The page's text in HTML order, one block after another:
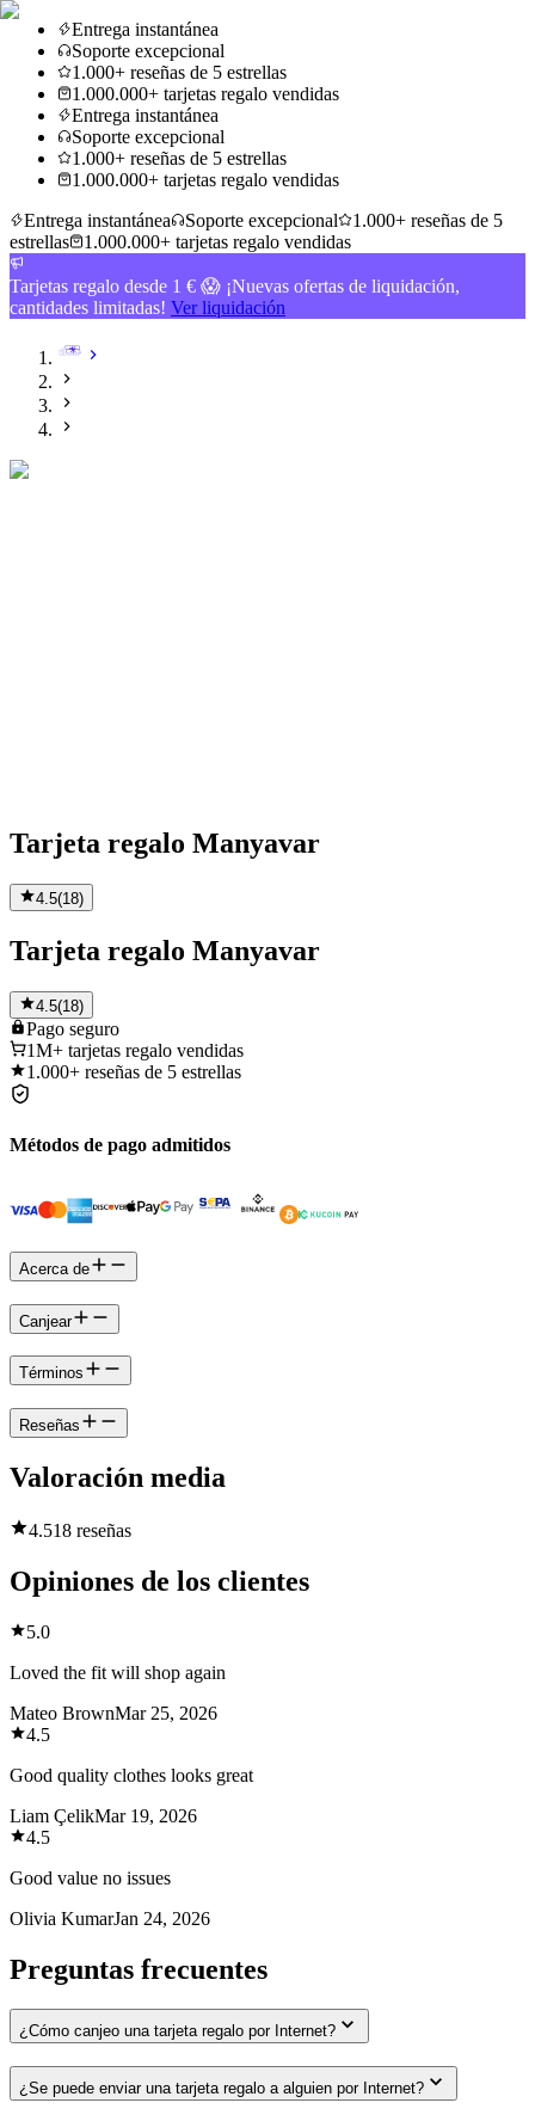
Entrega instantánea
Soporte excepcional
1.000+ reseñas de 5 estrellas
1.000.000+ tarjetas regalo vendidas
Entrega instantánea
Soporte excepcional
1.000+ reseñas de 5 estrellas
1.000.000+ tarjetas regalo vendidas
Entrega instantánea
Soporte excepcional
1.000+ reseñas de 5
estrellas
1.000.000+ tarjetas regalo vendidas
Tarjetas regalo desde 1 € 😱 ¡Nuevas ofertas de liquidación,
cantidades limitadas! Ver liquidación
Tarjeta regalo Manyavar
4.5(18)
Tarjeta regalo Manyavar
4.5(18)
Pago seguro
1M+ tarjetas regalo vendidas
1.000+ reseñas de 5 estrellas
Métodos de pago admitidos
Acerca de
Canjear
Términos
Reseñas
Valoración media
4.518 reseñas
Opiniones de los clientes
5.0
Loved the fit will shop again
Mateo BrownMar 25, 2026
4.5
Good quality clothes looks great
Liam ÇelikMar 19, 2026
4.5
Good value no issues
Olivia KumarJan 24, 2026
Preguntas frecuentes
¿Cómo canjeo una tarjeta regalo por Internet?
¿Se puede enviar una tarjeta regalo a alguien por Internet?